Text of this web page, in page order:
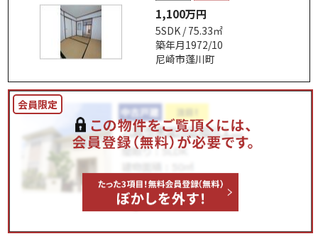
1,100万円
5SDK / 75.33㎡
築年月1972/10
尼崎市蓬川町